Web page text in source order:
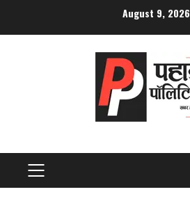
August 9, 2026
PRIMARY
MENU